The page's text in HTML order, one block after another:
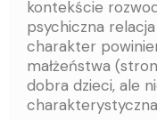
kontekście
psychiczna
charakter
małżeństwa
dobra dzieci, ale